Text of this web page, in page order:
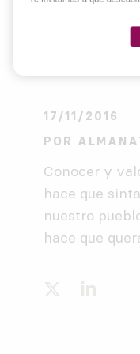
17/11/2016
POR
Conocer y
hace que
nuestro
hace que